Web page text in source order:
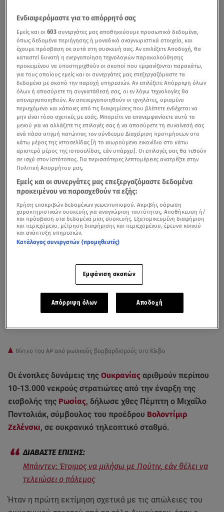
Βίντεο του AP από ρωσικούς βομβαρδισμούς στο Κίεβο
Οι ένοπλες δυνάμεις της Ουκρανίας αριθμούν περίπου
10-13.000 νεκρούς στρατιώτες από την έναρξη της
εισβολής της Ρωσίας, δήλωσε χθες Πέμπτη ο Μιχαΐλο
Ποντολιάκ, σύμβουλος του προέδρου Βολοντίμιρ
Ζελένσκι, σε ουκρανικό τηλεοπτικό σταθμό.
Μπάιντεν: Έτοιμος να μιλήσω με Πούτιν, εάν θέλει να
τελειώσει ο πόλεμος
Ήταν η πρώτη εκτίμηση σχετικά με τις απώλειες του
Ενδιαφερόμαστε για το απόρρητό σας
Εμείς και οι603 συνεργάτες μας αποθηκεύουμε προσωπικά δεδομένα,
όπως δεδομένα περιήγησης ή μοναδικά αναγνωριστικά στοιχεία, και
έχουμε πρόσβαση σε αυτά στη συσκευή σας. Αν επιλέξετε Αποδοχή, θα
καταστεί δυνατή η ενεργοποίηση τεχνολογιών παρακολούθησης
προκειμένου να υποστηριχθούν οι σκοποί που εμφανίζονται παρακάτω,
για τους οποίους εμείς και οι συνεργάτες μας επεξεργαζόμαστε τα
δεδομένα με σκοπό την παροχή υπηρεσιών. Αν επιλέξετε Απόρριψη όλων
όλων ή αποσύρετε τη συγκατάθεσή σας, οι εν λόγω τεχνολογίες θα
απενεργοποιηθούν. Αν απενεργοποιηθούν οι ιχνηλάτες, ορισμένο
περιεχόμενο και κάποιες από τις διαφημίσεις που βλέπετε ενδέχεται να
μην είναι τόσο σχετικές με εσάς. Μπορείτε να επανεμφανίσετε αυτό το
μενού για να αλλάξετε τις επιλογές σας ή να αποσύρετε τη συναίνεσή σας
ανά πάσα στιγμή πατώντας τον σύνδεσμο Διαχείριση προτιμήσεων στο
κάτω μέρος της ιστοσελίδας [ή το αιωρούμενο εικονίδιο στο κάτω
αριστερό μέρος της ιστοσελίδας, εάν υπάρχει]. Οι επιλογές σας θα τεθούν
σε ισχύ στον Ιστότοπος. Για περισσότερες λεπτομέρειες ανατρέξτε στην
Πολιτική Απορρήτου μας.
Εμείς και οι συνεργάτες μας επεξεργαζόμαστε δεδομένα
προκειμένου να παρασχεθούν τα εξής:
Χρήση επακριβών δεδομένων γεωεντοπισμού. Ακριβής σάρωση
χαρακτηριστικών συσκευής για αναγνώριση ταυτότητας. Αποθήκευση ή/
και πρόσβαση στα δεδομένα μιας συσκευής. Εξατομικευμένη διαφήμιση
και περιεχόμενο, μέτρηση διαφήμισης και περιεχομένου, έρευνα κοινού
και ανάπτυξη υπηρεσιών.
Κατάλογος συνεργατών (προμηθευτές)
Εμφάνιση σκοπών
Απόρριψη όλων Αποδοχή